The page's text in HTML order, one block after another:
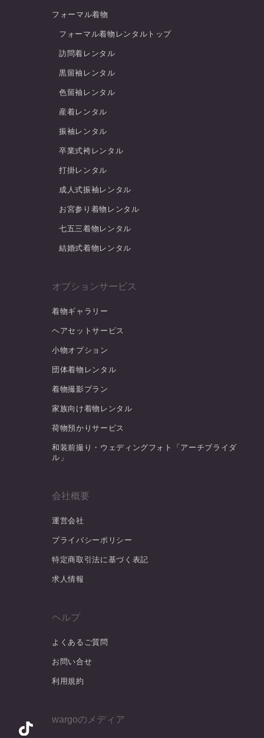
フォーマル着物
フォーマル着物レンタルトップ
訪問着レンタル
黒留袖レンタル
色留袖レンタル
産着レンタル
振袖レンタル
卒業式袴レンタル
打掛レンタル
成人式振袖レンタル
お宮参り着物レンタル
七五三着物レンタル
結婚式着物レンタル
オプションサービス
着物ギャラリー
ヘアセットサービス
小物オプション
団体着物レンタル
着物撮影プラン
家族向け着物レンタル
荷物預かりサービス
和装前撮り・ウェディングフォト「アーチブライダ
ル」
会社概要
運営会社
プライバシーポリシー
特定商取引法に基づく表記
求人情報
ヘルプ
よくあるご質問
お問い合せ
利用規約
wargoのメディア